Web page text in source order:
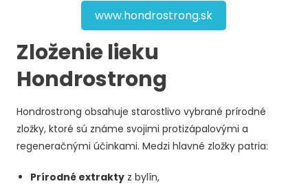
www.hondrostrong.sk
Zloženie lieku
Hondrostrong
Hondrostrong obsahuje starostlivo vybrané prírodné
zložky, ktoré sú známe svojimi protizápalovými a
regeneračnými účinkami. Medzi hlavné zložky patria:
Prírodné extrakty z bylín,